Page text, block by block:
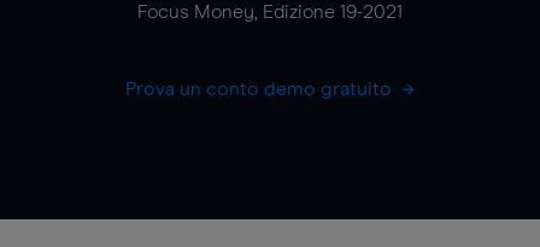
Focus Money, Edizione 19-2021
Prova un conto demo gratuito